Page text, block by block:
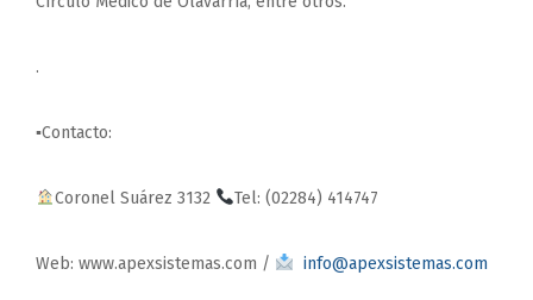
.
▪Contacto:
Coronel Suárez 3132 Tel: (02284) 414747
Web: www.apexsistemas.com / info@apexsistemas.com